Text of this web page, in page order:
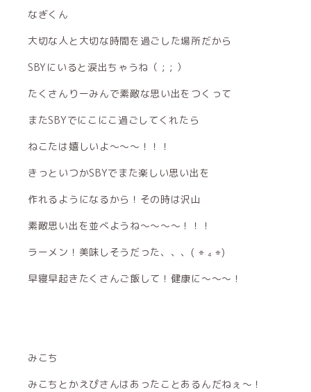
なぎくん
大切な人と大切な時間を過ごした場所だから
SBYにいると涙出ちゃうね（ ; ; ）
たくさんりーみんで素敵な思い出をつくって
またSBYでにこにこ過ごしてくれたら
ねこたは嬉しいよ〜〜〜！！！
きっといつかSBYでまた楽しい思い出を
作れるようになるから！その時は沢山
素敵思い出を並べようね〜〜〜〜！！！
ラーメン！美味しそうだった、、、( ⌯ ₄ ⌯)
早寝早起きたくさんご飯して！健康に〜〜〜！
みこち
みこちとかえぴさんはあったことあるんだねぇ〜！